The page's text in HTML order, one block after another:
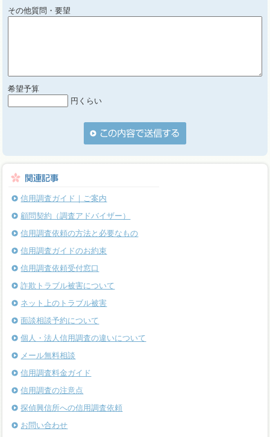
その他質問・要望
希望予算
円くらい
信用調査ガイド｜ご案内
顧問契約（調査アドバイザー）
信用調査依頼の方法と必要なもの
信用調査ガイドのお約束
信用調査依頼受付窓口
詐欺トラブル被害について
ネット上のトラブル被害
面談相談予約について
個人・法人信用調査の違いについて
メール無料相談
信用調査料金ガイド
信用調査の注意点
探偵興信所への信用調査依頼
お問い合わせ